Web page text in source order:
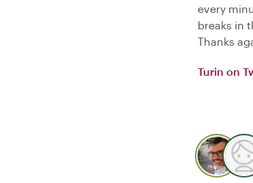
every
breaks in
Thanks
Turin on